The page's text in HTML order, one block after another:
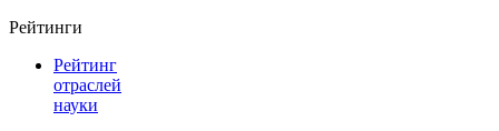
Рейтинги
Рейтинг
отраслей
науки